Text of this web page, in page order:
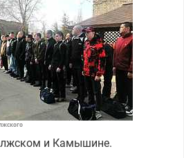
и Камышине.